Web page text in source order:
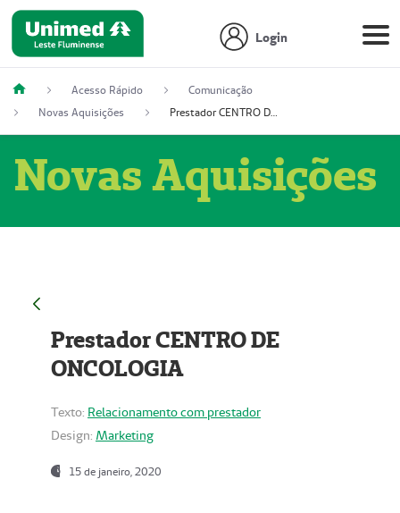
Login
Acesso Rápido
Comunicação
Novas Aquisições
Prestador CENTRO DE ONCOLOGIA
Novas Aquisições
Prestador CENTRO DE
ONCOLOGIA
Texto: Relacionamento com prestador
Design: Marketing
15 de janeiro, 2020